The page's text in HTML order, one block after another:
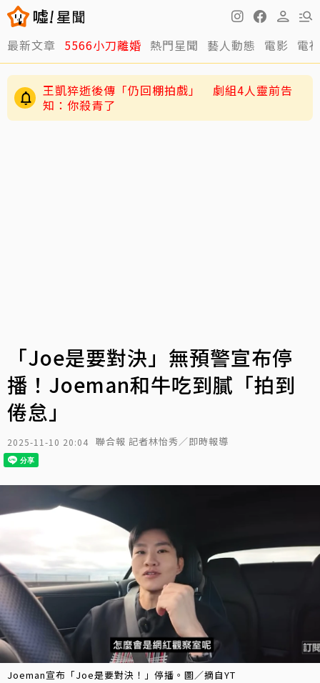
最新文章 5566小刀離婚 熱門星聞 藝人動態 電影 電
王凱猝逝後傳「仍回棚拍戲」 劇組4人靈前告
知：你殺青了
「Joe是要對決」無預警宣布停
播！Joeman和牛吃到膩「拍到
倦怠」
2025-11-10 20:04 聯合報 記者林怡秀／即時報導
Joeman宣布「Joe是要對決！」停播。圖／摘自YT